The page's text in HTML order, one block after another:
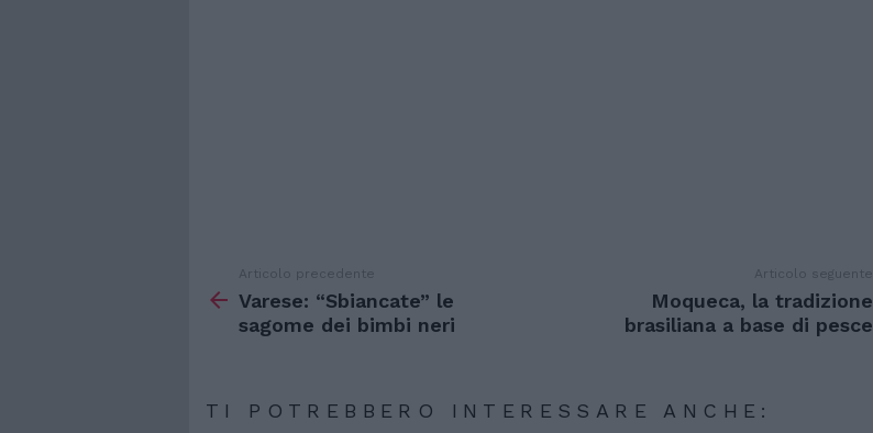
di
Articolo precedente
Varese: “Sbiancate” le
sagome dei bimbi neri
Articolo seguente
Moqueca, la tradizione
brasiliana a base di pesce
TI POTREBBERO INTERESSARE ANCHE: